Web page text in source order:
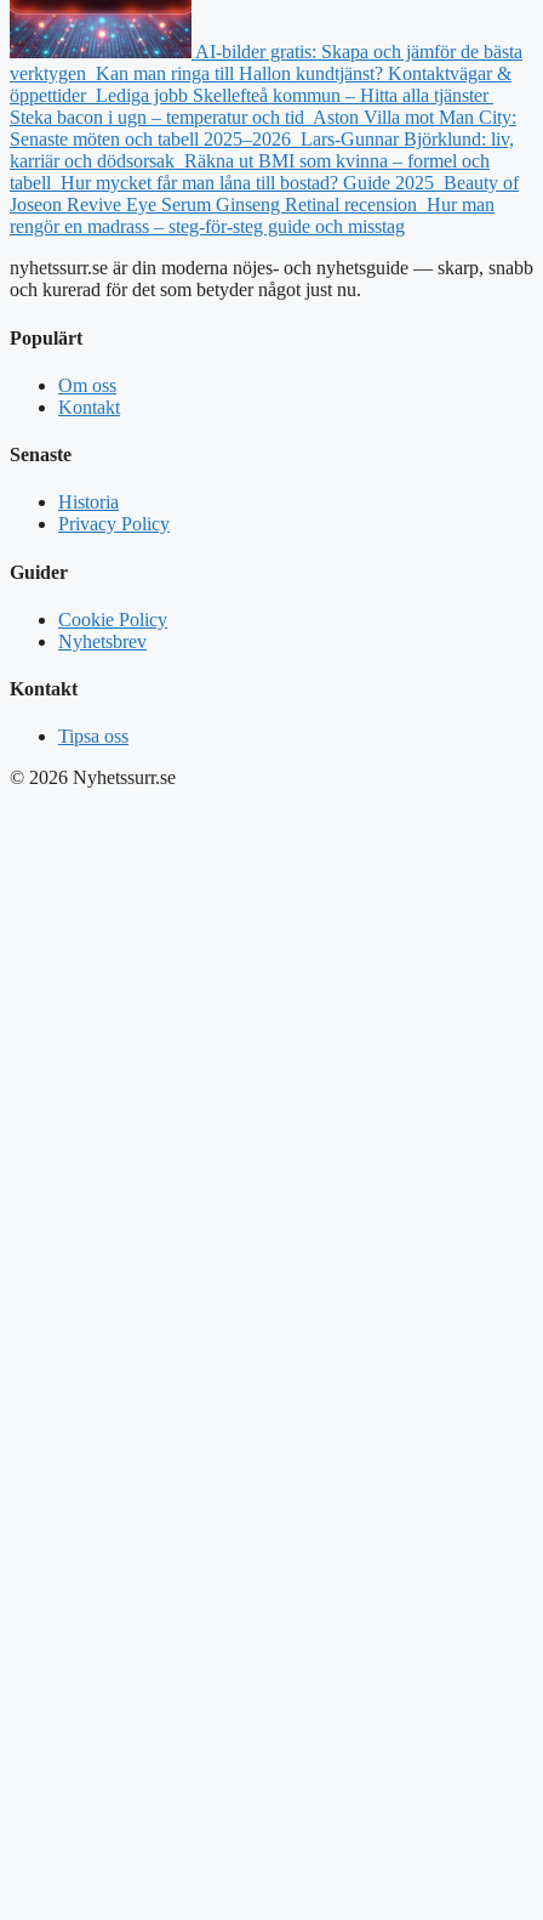
AI-bilder gratis: Skapa och jämför de bästa
verktygen Kan man ringa till Hallon kundtjänst? Kontaktvägar &
öppettider Lediga jobb Skellefteå kommun – Hitta alla tjänster
Steka bacon i ugn – temperatur och tid Aston Villa mot Man City:
Senaste möten och tabell 2025–2026 Lars-Gunnar Björklund: liv,
karriär och dödsorsak Räkna ut BMI som kvinna – formel och
tabell Hur mycket får man låna till bostad? Guide 2025 Beauty of
Joseon Revive Eye Serum Ginseng Retinal recension Hur man
rengör en madrass – steg-för-steg guide och misstag
nyhetssurr.se är din moderna nöjes- och nyhetsguide — skarp, snabb
och kurerad för det som betyder något just nu.
Populärt
Om oss
Kontakt
Senaste
Historia
Privacy Policy
Guider
Cookie Policy
Nyhetsbrev
Kontakt
Tipsa oss
© 2026 Nyhetssurr.se